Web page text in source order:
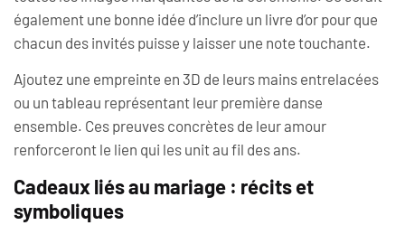
également une bonne idée d’inclure un livre d’or pour que
chacun des invités puisse y laisser une note touchante.
Ajoutez une empreinte en 3D de leurs mains entrelacées
ou un tableau représentant leur première danse
ensemble. Ces preuves concrètes de leur amour
renforceront le lien qui les unit au fil des ans.
Cadeaux liés au mariage : récits et
symboliques